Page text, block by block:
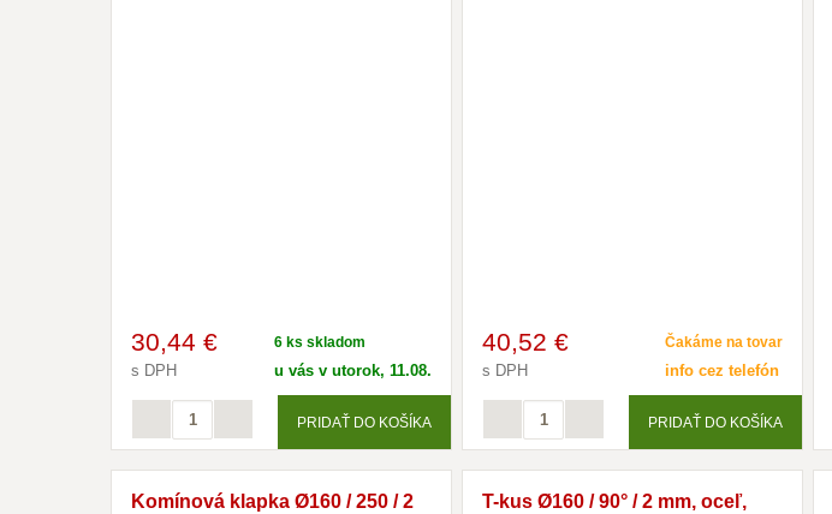
30,44 €
s DPH
6 ks skladom
u vás v utorok, 11.08.
PRIDAŤ DO KOŠÍKA
40,52 €
s DPH
Čakáme na tovar
info cez telefón
PRIDAŤ DO KOŠÍKA
Komínová klapka Ø160 / 250 / 2
T-kus Ø160 / 90° / 2 mm, oceľ,